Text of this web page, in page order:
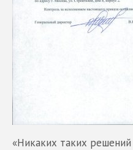
«Никаких таких решений